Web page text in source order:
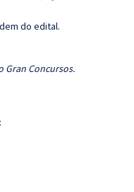
do edital.
Gran Concursos.